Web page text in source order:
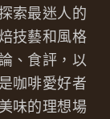
索最迷人的
技藝和風格
、食評，以
咖啡愛好者
味的理想場